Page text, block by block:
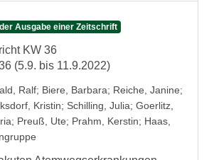
Ausgabe einer Zeitschrift
KW 36
(5.9. bis 11.9.2022)
Ralf; Biere, Barbara; Reiche, Janine;
Kristin; Schilling, Julia; Goerlitz,
; Preuß, Ute; Prahm, Kerstin; Haas,